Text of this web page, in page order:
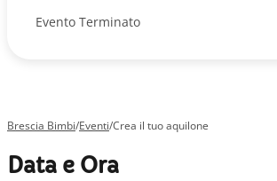
Evento Terminato
Brescia Bimbi/Eventi/Crea il tuo aquilone
Data e Ora